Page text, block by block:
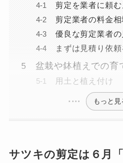
剪定を業者に頼む
剪定業者の料金相
優良な剪定業者
まずは見積り依頼
盆栽や鉢植えでの育
用土と植え付け
もっと見
サツキの剪定は６月